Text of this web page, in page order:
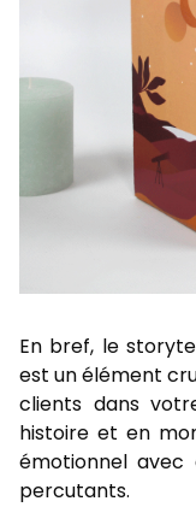
En bref, le
est un élément
clients dans
histoire et en
émotionnel avec
percutants.